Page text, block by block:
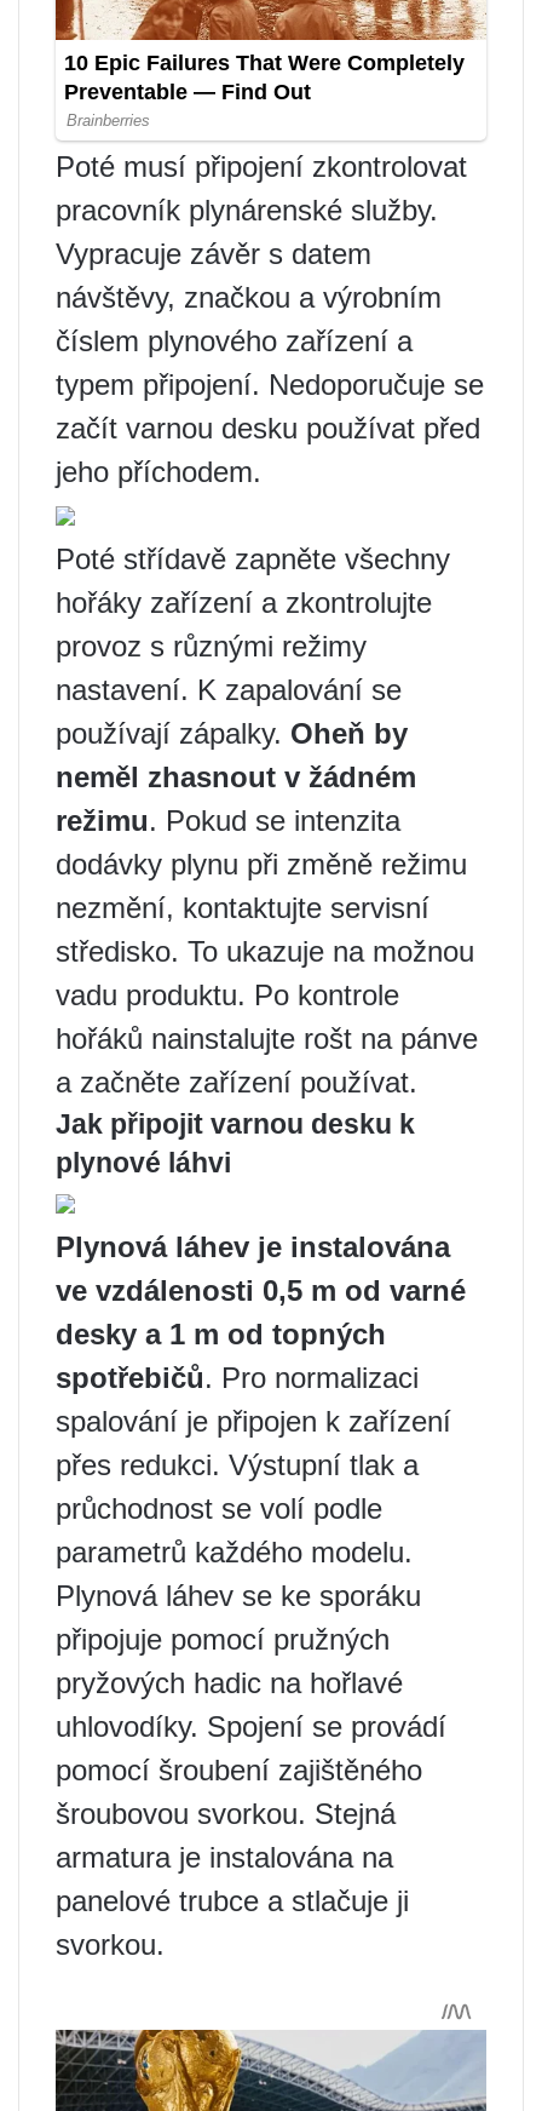
Poté musí připojení zkontrolovat
pracovník plynárenské služby.
Vypracuje závěr s datem
návštěvy, značkou a výrobním
číslem plynového zařízení a
typem připojení. Nedoporučuje se
začít varnou desku používat před
jeho příchodem.
Poté střídavě zapněte všechny
hořáky zařízení a zkontrolujte
provoz s různými režimy
nastavení. K zapalování se
používají zápalky. Oheň by
neměl zhasnout v žádném
režimu. Pokud se intenzita
dodávky plynu při změně režimu
nezmění, kontaktujte servisní
středisko. To ukazuje na možnou
vadu produktu. Po kontrole
hořáků nainstalujte rošt na pánve
a začněte zařízení používat.
Jak připojit varnou desku k
plynové láhvi
Plynová láhev je instalována
ve vzdálenosti 0,5 m od varné
desky a 1 m od topných
spotřebičů. Pro normalizaci
spalování je připojen k zařízení
přes redukci. Výstupní tlak a
průchodnost se volí podle
parametrů každého modelu.
Plynová láhev se ke sporáku
připojuje pomocí pružných
pryžových hadic na hořlavé
uhlovodíky. Spojení se provádí
pomocí šroubení zajištěného
šroubovou svorkou. Stejná
armatura je instalována na
panelové trubce a stlačuje ji
svorkou.